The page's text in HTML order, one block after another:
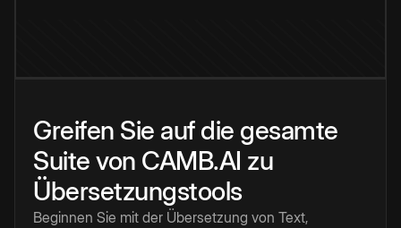
Greifen Sie auf die gesamte
Suite von CAMB.AI zu
Übersetzungstools
Beginnen Sie mit der Übersetzung von Text,